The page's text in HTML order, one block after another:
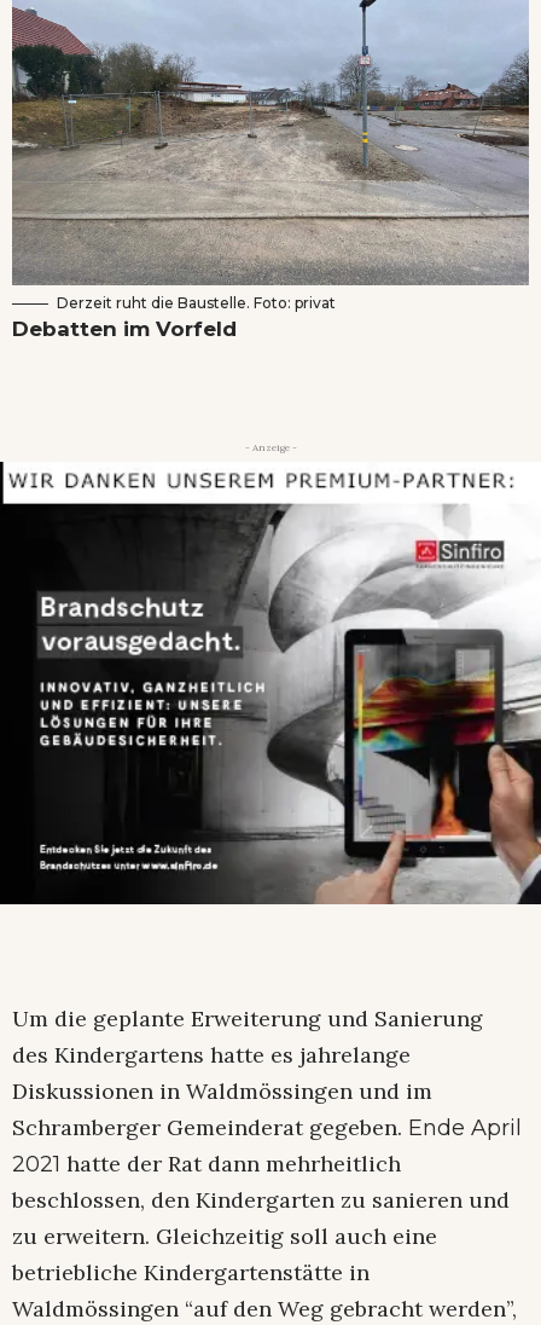
Derzeit ruht die Baustelle. Foto: privat
Debatten im Vorfeld
- Anzeige -
Um die geplante Erweiterung und Sanierung
des Kindergartens hatte es jahrelange
Diskussionen in Waldmössingen und im
Schramberger Gemeinderat gegeben. Ende April
2021 hatte der Rat dann mehrheitlich
beschlossen, den Kindergarten zu sanieren und
zu erweitern. Gleichzeitig soll auch eine
betriebliche Kindergartenstätte in
Waldmössingen “auf den Weg gebracht werden”,